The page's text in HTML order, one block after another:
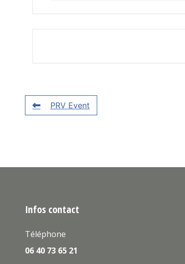
PRV Event
Infos contact
Téléphone
06 40 73 65 21